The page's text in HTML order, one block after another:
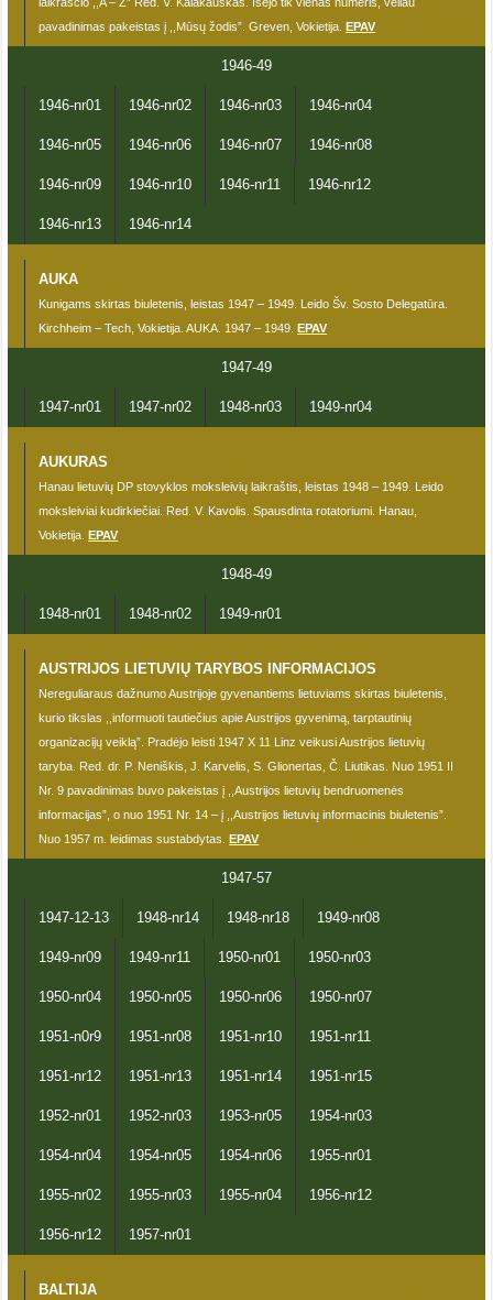
pavadinimas pakeistas į ,,Mūsų žodis”. Greven, Vokietija.EPAV
1946-49
1946-nr01 1946-nr02 1946-nr03 1946-nr04
1946-nr05 1946-nr06 1946-nr07 1946-nr08
1946-nr09 1946-nr10 1946-nr11 1946-nr12
1946-nr13 1946-nr14
AUKA
Kunigams skirtas biuletenis, leistas 1947 – 1949. Leido Šv. Sosto Delegatūra.
Kirchheim – Tech, Vokietija. AUKA. 1947 – 1949.EPAV
1947-49
1947-nr01 1947-nr02 1948-nr03 1949-nr04
AUKURAS
Hanau lietuvių DP stovyklos moksleivių laikraštis, leistas 1948 – 1949. Leido
moksleiviai kudirkiečiai. Red. V. Kavolis. Spausdinta rotatoriumi. Hanau,
Vokietija.EPAV
1948-49
1948-nr01 1948-nr02 1949-nr01
AUSTRIJOS LIETUVIŲ TARYBOS INFORMACIJOS
Nereguliaraus dažnumo Austrijoje gyvenantiems lietuviams skirtas biuletenis,
kurio tikslas ,,informuoti tautiečius apie Austrijos gyvenimą, tarptautinių
organizacijų veiklą”. Pradėjo leisti 1947 X 11 Linz veikusi Austrijos lietuvių
taryba. Red. dr. P. Neniškis, J. Karvelis, S. Glionertas, Č. Liutikas. Nuo 1951 II
Nr. 9 pavadinimas buvo pakeistas į ,,Austrijos lietuvių bendruomenės
informacijas”, o nuo 1951 Nr. 14 – į ,,Austrijos lietuvių informacinis biuletenis”.
Nuo 1957 m. leidimas sustabdytas.EPAV
1947-57
1947-12-13 1948-nr14 1948-nr18 1949-nr08
1949-nr09 1949-nr11 1950-nr01 1950-nr03
1950-nr04 1950-nr05 1950-nr06 1950-nr07
1951-n0r9 1951-nr08 1951-nr10 1951-nr11
1951-nr12 1951-nr13 1951-nr14 1951-nr15
1952-nr01 1952-nr03 1953-nr05 1954-nr03
1954-nr04 1954-nr05 1954-nr06 1955-nr01
1955-nr02 1955-nr03 1955-nr04 1956-nr12
1956-nr12 1957-nr01
BALTIJA